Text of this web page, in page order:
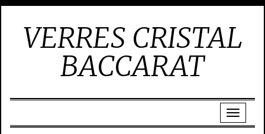
VERRES CRISTAL
BACCARAT